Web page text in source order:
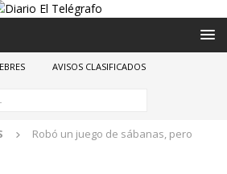
AVISOS CLASIFICADOS
Robó un juego de sábanas, pero